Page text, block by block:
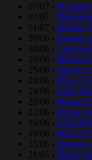
07/07 - #Стивен
02/07 -
01/07 - #Hadnt
30/06 - Новый
30/06 -
29/06 - #Исаак
25/06 - Проект
24/06 - #New
24/06 - #The
22/06 - #Duran
22/06 - #Оззи
19/06 - #The
19/06 - #Игги
15/06 - Новый
21/05 -